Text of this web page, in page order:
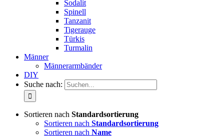
Sodalit
Spinell
Tanzanit
Tigerauge
Türkis
Turmalin
Männer
Männerarmbänder
DIY
Suche nach:
Sortieren nach Standardsortierung
Sortieren nach Standardsortierung
Sortieren nach Name